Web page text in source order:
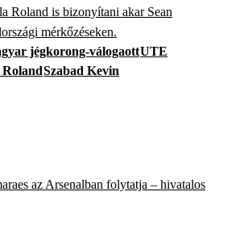
Roland is bizonyítani akar Sean
mérkőzéseken.
jégkorong-válogaottUTE
Szabad Kevin
az Arsenalban folytatja – hivatalos